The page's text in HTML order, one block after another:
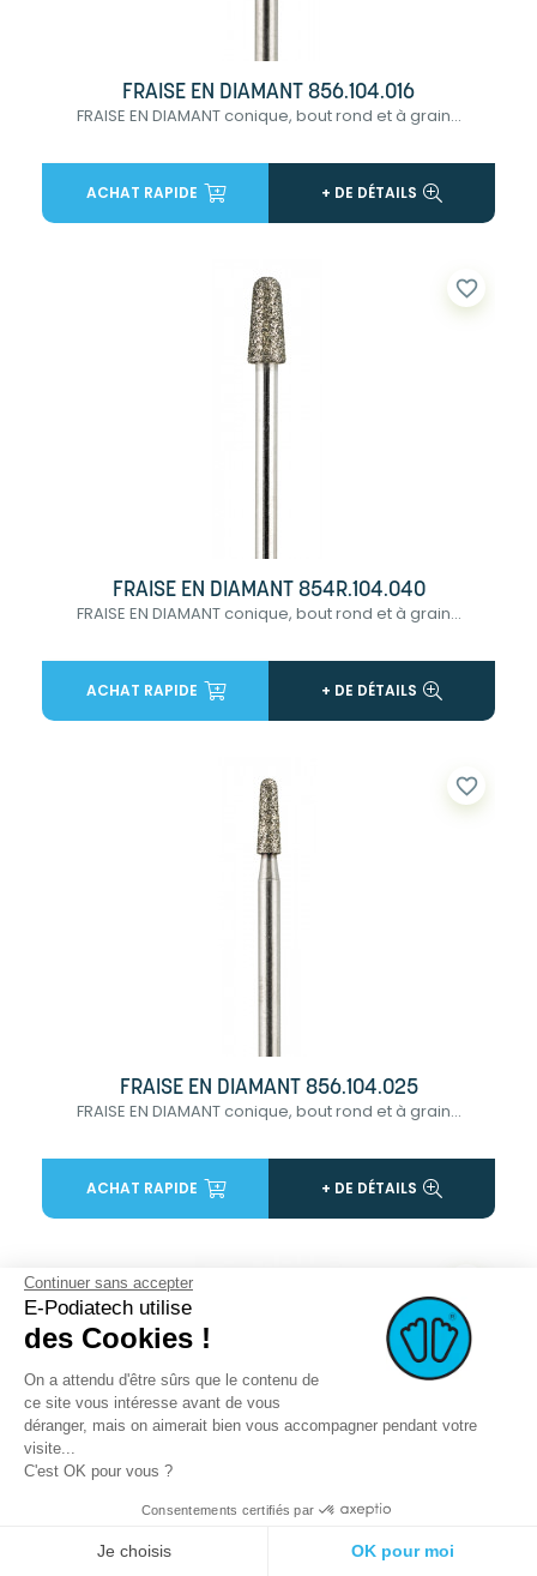
FRAISE EN DIAMANT 856.104.016
FRAISE EN DIAMANT conique, bout rond et à grain...
ACHAT RAPIDE + DE DÉTAILS
favorite_border
FRAISE EN DIAMANT 854R.104.040
FRAISE EN DIAMANT conique, bout rond et à grain...
ACHAT RAPIDE + DE DÉTAILS
favorite_border
FRAISE EN DIAMANT 856.104.025
FRAISE EN DIAMANT conique, bout rond et à grain...
ACHAT RAPIDE + DE DÉTAILS
Continuer sans accepter
E-Podiatech utilise
des Cookies !
On a attendu d'être sûrs que le contenu de
ce site vous intéresse avant de vous
déranger, mais on aimerait bien vous accompagner pendant votre
visite...
C'est OK pour vous ?
Consentements certifiés par
Je choisis OK pour moi